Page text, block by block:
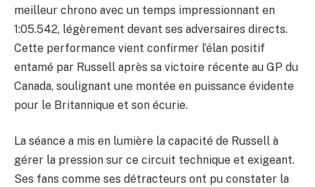
meilleur chrono avec un temps impressionnant en
1:05.542, légèrement devant ses adversaires directs.
Cette performance vient confirmer l’élan positif
entamé par Russell après sa victoire récente au GP du
Canada, soulignant une montée en puissance évidente
pour le Britannique et son écurie.
La séance a mis en lumière la capacité de Russell à
gérer la pression sur ce circuit technique et exigeant.
Ses fans comme ses détracteurs ont pu constater la